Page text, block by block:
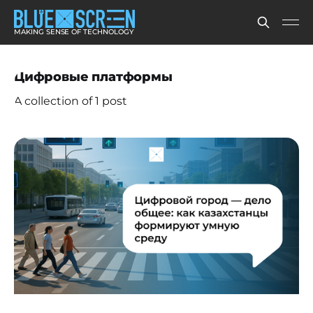
MAKING SENSE OF TECHNOLOGY
Цифровые платформы
A collection of 1 post